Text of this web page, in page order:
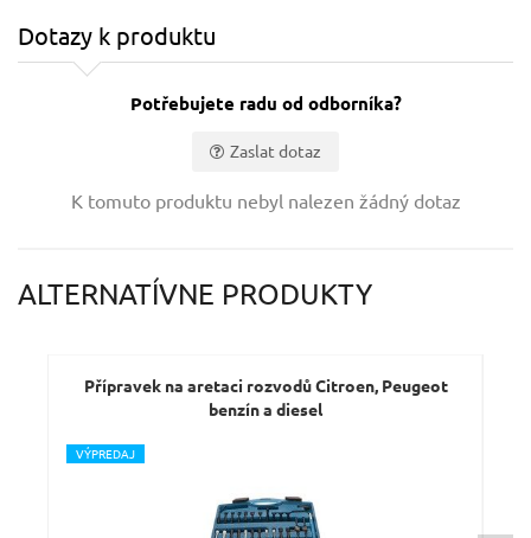
Dotazy k produktu
Potřebujete radu od odborníka?
Zaslat dotaz
K tomuto produktu nebyl nalezen žádný dotaz
ALTERNATÍVNE PRODUKTY
Přípravek na aretaci rozvodů Citroen, Peugeot
benzín a diesel
VÝPREDAJ